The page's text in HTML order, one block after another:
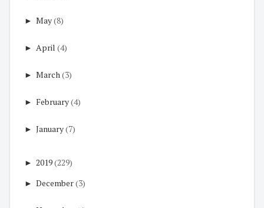
► May(8)
► April (4)
► March(3)
► February(4)
► January(7)
► 2019(229)
► December(3)